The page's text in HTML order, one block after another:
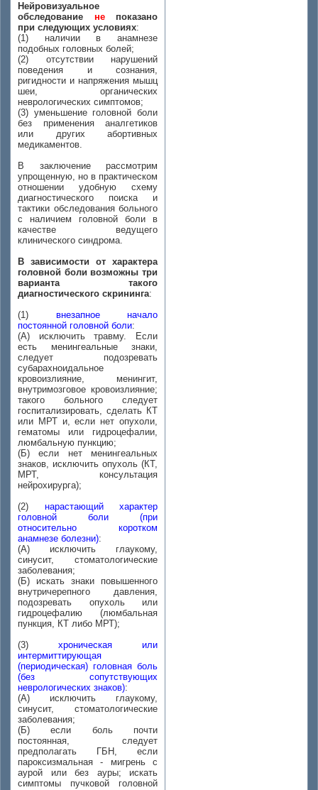
Нейровизуальное
обследование непоказано
при следующих условиях:
(1) наличии в анамнезе
подобных головных болей;
(2) отсутствии нарушений
поведения и сознания,
ригидности и напряжения мышц
шеи, органических
неврологических симптомов;
(3) уменьшение головной боли
без применения аналгетиков
или других абортивных
медикаментов.
В заключение рассмотрим
упрощенную, но в практическом
отношении удобную схему
диагностического поиска и
тактики обследования больного
с наличием головной боли в
качестве ведущего
клинического синдрома.
В зависимости от характера
головной боли возможны три
варианта такого
диагностического скрининга:
(1) внезапное начало
постоянной головной боли:
(А) исключить травму. Если
есть менингеальные знаки,
следует подозревать
субарахноидальное
кровоизлияние, менингит,
внутримозговое кровоизлияние;
такого больного следует
госпитализировать, сделать КТ
или МРТ и, если нет опухоли,
гематомы или гидроцефалии,
люмбальную пункцию;
(Б) если нет менингеальных
знаков, исключить опухоль (КТ,
МРТ, консультация
нейрохирурга);
(2) нарастающий характер
головной боли (при
относительно коротком
анамнезе болезни):
(А) исключить глаукому,
синусит, стоматологические
заболевания;
(Б) искать знаки повышенного
внутричерепного давления,
подозревать опухоль или
гидроцефалию (люмбальная
пункция, КТ либо МРТ);
(3) хроническая или
интермиттирующая
(периодическая) головная боль
(без сопутствующих
неврологических знаков):
(А) исключить глаукому,
синусит, стоматологические
заболевания;
(Б) если боль почти
постоянная, следует
предполагать ГБН, если
пароксизмальная - мигрень с
аурой или без ауры; искать
симптомы пучковой головной